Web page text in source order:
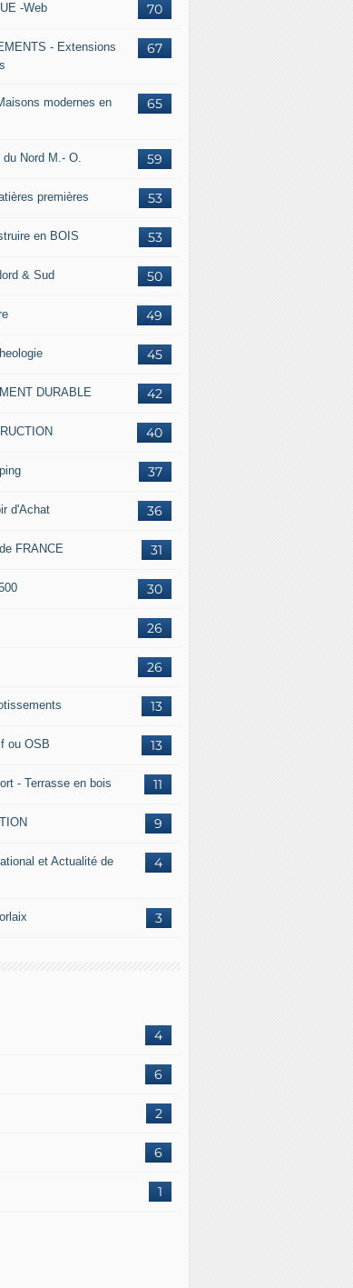
70
-Web
67
- Extensions
65
modernes en
59
du Nord M.- O.
53
premières
53
en BOIS
50
& Sud
49
45
42
DURABLE
40
37
36
d'Achat
31
FRANCE
30
26
26
13
13
ou OSB
11
- Terrasse en bois
9
4
et Actualité de
3
4
6
2
6
1